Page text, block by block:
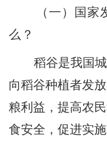
（一）
国家
么？
稻谷是我国
向稻谷种植者发
粮利益，提高农
食安全，促进实施